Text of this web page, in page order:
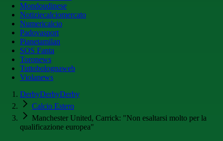
Mondoudinese
Notiziecalciomercato
Numericalcio
Padovasport
Pianetamilan
SOS Fanta
Toronews
Tuttobolognaweb
Violanews
DerbyDerbyDerby
Calcio Estero
Manchester United, Carrick: "Non esaltarsi molto per la
qualificazione europea"